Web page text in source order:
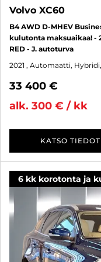
Volvo XC60
B4 AWD D-MHEV
kulutonta maksuaikaa! -
RED - J. autoturva
2021 , Automaatti,
33 400 €
alk. 300 € / kk
KATSO TIEDOT
6 kk korotonta ja